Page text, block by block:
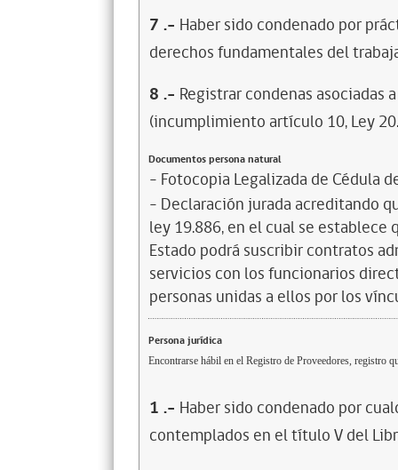
7 .- Haber sido condenado por
derechos fundamentales del
8 .- Registrar condenas asociadas
(incumplimiento artículo 10, Ley
Documentos persona natural
- Fotocopia Legalizada de Cédula
- Declaración jurada acreditando
ley 19.886, en el cual se
Estado podrá suscribir contratos
servicios con los funcionarios
personas unidas a ellos por los
Persona jurídica
Encontrarse hábil en el Registro de Proveedores, registro
1 .- Haber sido condenado por
contemplados en el título V del